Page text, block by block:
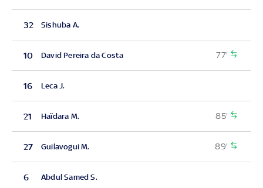
32 Sishuba A.
10 David Pereira da Costa 77'
16 Leca J.
21 Haïdara M. 85'
27 Guilavogui M. 89'
6 Abdul Samed S.